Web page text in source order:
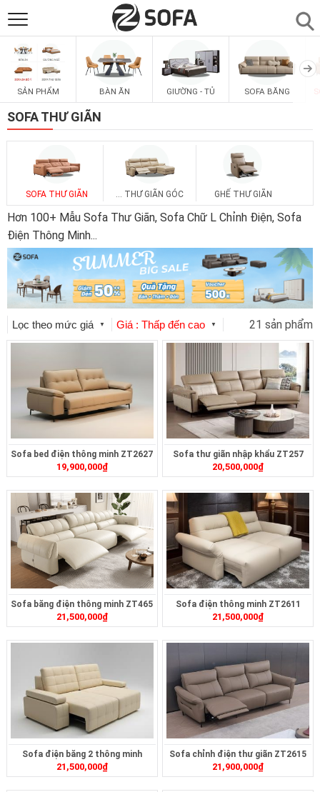
SẢN PHẨM
SOFAS
PHÒNG ĂN
PHÒNG KHÁCH
LIÊN HỆ
SẢN PHẨM BÀN ĂN GIƯỜNG - TỦ SOFA BĂNG
SOFA THƯ GIÃN
SOFA THƯ GIÃN ... THƯ GIÃN GÓC GHẾ THƯ GIÃN
Hơn 100+ Mẫu Sofa Thư Giãn, Sofa Chữ L Chỉnh Điện, Sofa
Điện Thông Minh...
Lọc theo mức giá ▼ Giá : Thấp đến cao ▼ 21 sản phẩm
Sofa bed điện thông minh ZT2627
19,900,000₫
Sofa thư giãn nhập khẩu ZT257
20,500,000₫
Sofa băng điện thông minh ZT465
21,500,000₫
Sofa điện thông minh ZT2611
21,500,000₫
Sofa điện băng 2 thông minh
ZT2626
21,500,000₫
Sofa chỉnh điện thư giãn ZT2615
21,900,000₫